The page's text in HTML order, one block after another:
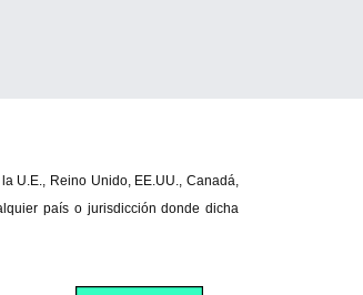
U.E., Reino Unido, EE.UU., Canadá,
país o jurisdicción donde dicha